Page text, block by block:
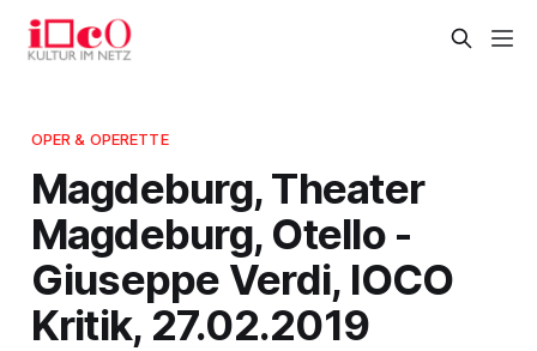
OPER & OPERETTE
Magdeburg, Theater
Magdeburg, Otello -
Giuseppe Verdi, IOCO
Kritik, 27.02.2019